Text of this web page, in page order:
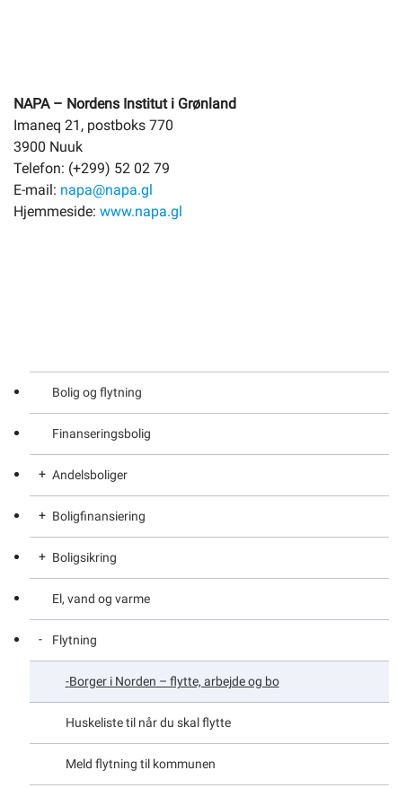
NAPA – Nordens Institut i Grønland
Imaneq 21, postboks 770
3900 Nuuk
Telefon: (+299) 52 02 79
E-mail: napa@napa.gl
Hjemmeside: www.napa.gl
Bolig og flytning
Finanseringsbolig
Andelsboliger
Finansieringsmuligheder for andelsboligforeninger
Om andelsboliger
Boligfinansiering
Boligfinansieringslån til nyopførte boliger
Generelt om boligfinansieringsloven
Boligsikring
Ansøg om boligsikring
El, vand og varme
Flytning
Borger i Norden – flytte, arbejde og bo
Huskeliste til når du skal flytte
Meld flytning til kommunen